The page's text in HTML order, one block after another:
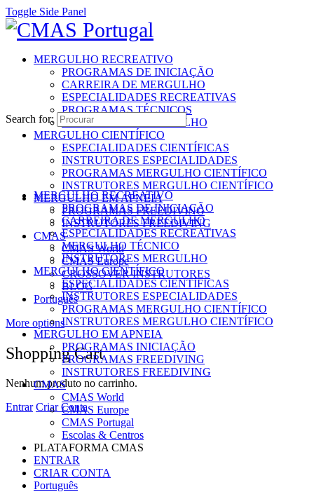
Toggle Side Panel
MERGULHO RECREATIVO
PROGRAMAS DE INICIAÇÃO
CARREIRA DE MERGULHO
ESPECIALIDADES RECREATIVAS
PROGRAMAS TÉCNICOS
INSTRUTORES MERGULHO
MERGULHO CIENTÍFICO
ESPECIALIDADES CIENTÍFICAS
INSTRUTORES ESPECIALIDADES
PROGRAMAS MERGULHO CIENTÍFICO
INSTRUTORES MERGULHO CIENTÍFICO
MERGULHO EM APNEIA
PROGRAMAS FREEDIVING
INSTRUTORES FREEDIVING
CMAS
CMAS World
CMAS Europe
CROSSOVER INSTRUTORES
BLOG
Português
More options
Shopping Cart
Nenhum produto no carrinho.
Entrar Criar Conta
Search for:
MERGULHO RECREATIVO
PROGRAMAS DE INICIAÇÃO
CARREIRA DE MERGULHO
ESPECIALIDADES RECREATIVAS
MERGULHO TÉCNICO
INSTRUTORES MERGULHO
MERGULHO CIENTÍFICO
ESPECIALIDADES CIENTÍFICAS
INSTRUTORES ESPECIALIDADES
PROGRAMAS MERGULHO CIENTÍFICO
INSTRUTORES MERGULHO CIENTÍFICO
MERGULHO EM APNEIA
PROGRAMAS INICIAÇÃO
PROGRAMAS FREEDIVING
INSTRUTORES FREEDIVING
CMAS
CMAS World
CMAS Europe
CMAS Portugal
Escolas & Centros
PLATAFORMA CMAS
ENTRAR
CRIAR CONTA
Português